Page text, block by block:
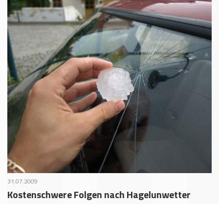
31.07.2009
Kostenschwere Folgen nach Hagelunwetter